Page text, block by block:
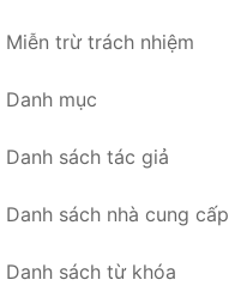
Miễn trừ trách nhiệm
Danh mục
Danh sách tác giả
Danh sách nhà cung cấp
Danh sách từ khóa